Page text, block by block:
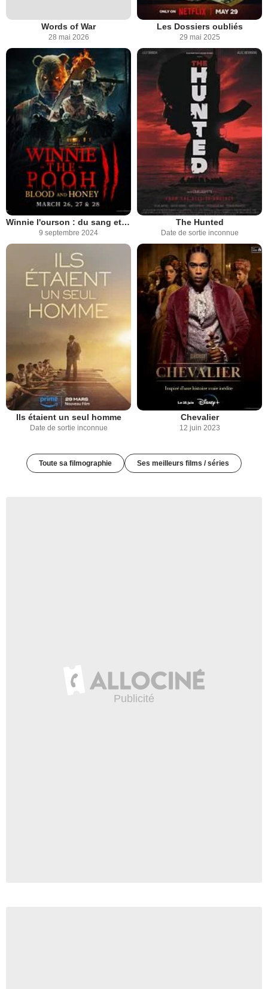
Words of War
28 mai 2026
Les Dossiers oubliés
29 mai 2025
Winnie l'ourson : du sang et du miel 2
9 septembre 2024
The Hunted
Date de sortie inconnue
Ils étaient un seul homme
Date de sortie inconnue
Chevalier
12 juin 2023
Toute sa filmographie Ses meilleurs films / séries